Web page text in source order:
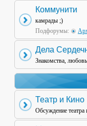
Коммунити
камрады ;)
Подфорумы:
Дела
Знакомства,
Театр и Кино
Обсуждение